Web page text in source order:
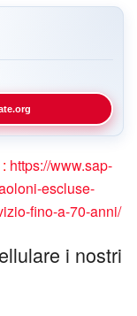
https://www.sap-
escluse-
fino-a-70-anni/
i nostri